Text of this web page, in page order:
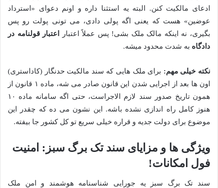
ادعای مالکیت کنن. البته یه استثنا داره و اونم دعوای «استرداد
عوضین» هست که یعنی اگه پولی دادی، می تونی پولت رو پس
بگیری، نه اینکه مالک ملک بشی! پس عملاً اعتبار
اعتبار قولنامه در
دادگاه به شدت محدود میشه.
نکته خیلی مهم: برای ملک هایی که سند مالکیت حدنگار (کاداستری)
اون ها بعد از اجرایی شدن این قانون صادر می شه، ماده ۱ قانون از
همون تاریخ صدور سند لازم الاجراست، حتی اگه سامانه ماده ۱۰
هنوز کامل راه اندازی نشده باشه. این نشون می ده که چقدر این
موضوع برای دولت جدیه و قراره خیلی سریع تو کل کشور جا بیفته.
ویژگی ها و مزایای سند تک برگ سبز: امنیت
فول امکانات!
سند تک برگ سبز یه جورایی شناسنامه هوشمند و امن ملک